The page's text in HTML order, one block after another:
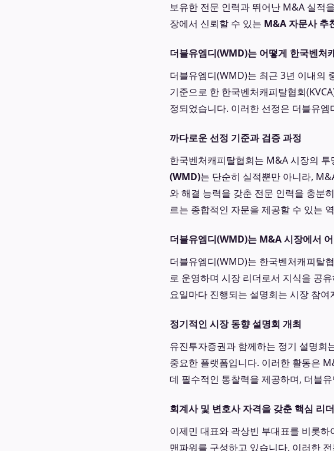
보유한 전문 인력과 뛰어난 M&A 실적
장에서 신뢰할 수 있는 M&A 자문사 추
더블유엠디(WMD)는 어떻게 한국벤처
더블유엠디(WMD)는 최근 3년 이내의
기준으로 한 한국벤처캐피탈협회
정되었습니다. 이러한 선정은 더블유
까다로운 선정 기준과 검증 과정
한국벤처캐피탈협회는 M&A 시장의
(WMD)는 단순히 실적뿐만 아니라,
와 해결 능력을 갖춘 전문 인력을 충분
르는 종합적인 자문을 제공할 수 있는
더블유엠디(WMD)는 M&A 시장에서
더블유엠디(WMD)는 한국벤처캐피탈
로 운영하며 시장 리더로서 지식을 공
요일마다 진행되는 설명회는 시장 참
정기적인 시장 동향 설명회 개최
유진투자증권과 함께하는 정기 설명회
중요한 플랫폼입니다. 이러한 활동은
데 필수적인 통찰력을 제공하며, 더블
회계사 및 변호사 자격을 갖춘 핵심 리
이제민 대표와 곽상빈 부대표를 비롯
맨파워를 구성하고 있습니다. 이러한